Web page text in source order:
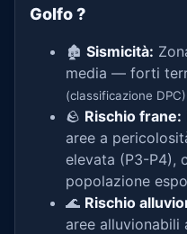
Golfo?
🏚️ Sismicità:
media — forti
(classificazione DPC)
🪨 Rischio frane:
aree a
elevata (P3-P4),
popolazione
🌊 Rischio
aree